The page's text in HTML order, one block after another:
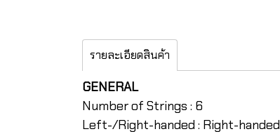
รายละเอียดสินค้า
GENERAL
Number of Strings : 6
Left-/Right-handed : Right-handed